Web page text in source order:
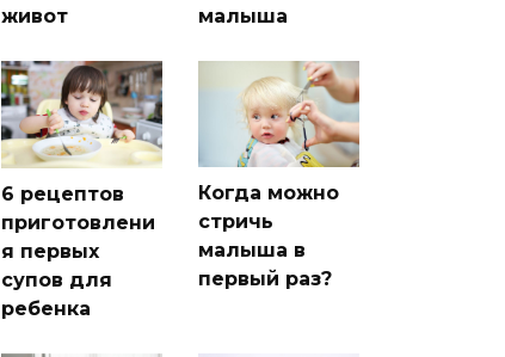
живот
малыша
6 рецептов
приготовлени
я первых
супов для
ребенка
Когда можно
стричь
малыша в
первый раз?